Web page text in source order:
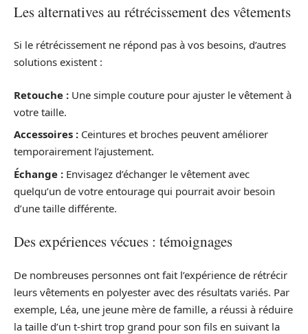
Les alternatives au rétrécissement des vêtements
Si le rétrécissement ne répond pas à vos besoins, d’autres
solutions existent :
Retouche : Une simple couture pour ajuster le vêtement à
votre taille.
Accessoires : Ceintures et broches peuvent améliorer
temporairement l’ajustement.
Échange : Envisagez d’échanger le vêtement avec
quelqu’un de votre entourage qui pourrait avoir besoin
d’une taille différente.
Des expériences vécues : témoignages
De nombreuses personnes ont fait l’expérience de rétrécir
leurs vêtements en polyester avec des résultats variés. Par
exemple, Léa, une jeune mère de famille, a réussi à réduire
la taille d’un t-shirt trop grand pour son fils en suivant la